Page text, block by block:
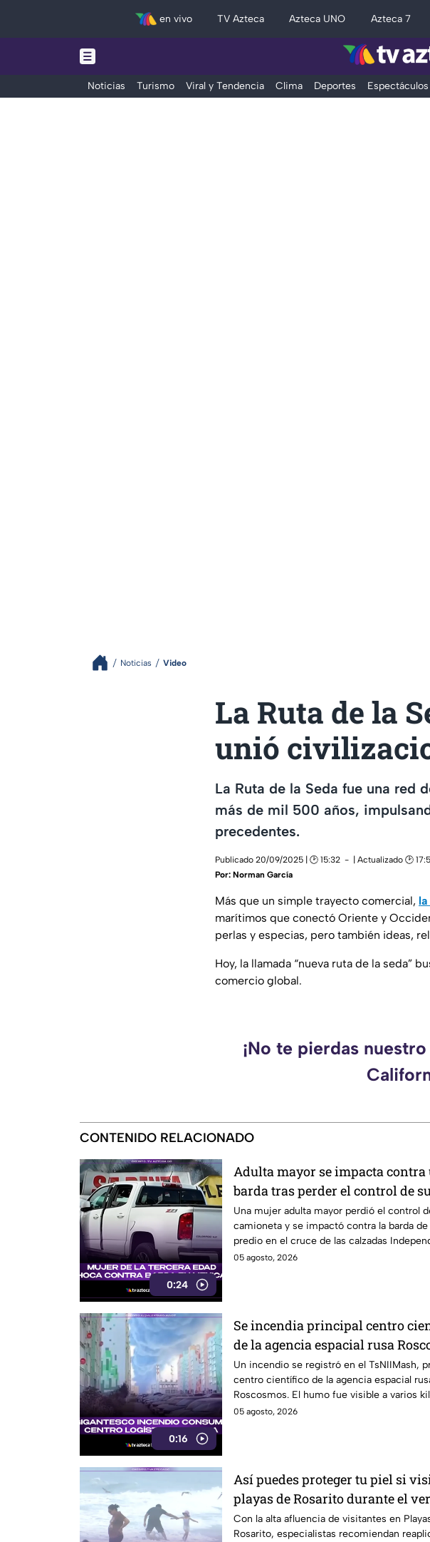
en vivo TV Azteca Azteca UNO Azteca 7
Noticias Turismo Viral y Tendencia Clima Deportes Espectáculos
Noticias Video
La Ruta de la
unió
La Ruta de la Seda fue una red
más de mil 500 años,
precedentes.
Publicado 20/09/2025 | 🕑 15:32
| Actualizado 🕑
Por: Norman García
Más que un simple trayecto comercial,
marítimos que conectó Oriente y
perlas y especias, pero también ideas,
Hoy, la llamada “nueva ruta de la seda”
comercio global.
¡No te pierdas
CONTENIDO RELACIONADO
0:24
Adulta mayor se impacta contra
barda tras perder el control de
camioneta en Mexicali
Una mujer adulta mayor perdió el control
camioneta y se impactó contra la barda de
predio en el cruce de las calzadas
López Mateos, en Mexicali.
05 agosto, 2026
0:16
Se incendia principal centro
de la agencia espacial rusa
Un incendio se registró en el TsNIIMash,
centro científico de la agencia espacial
Roscosmos. El humo fue visible a varios
05 agosto, 2026
Así puedes proteger tu piel si
playas de Rosarito durante el
Con la alta afluencia de visitantes en
Rosarito, especialistas recomiendan